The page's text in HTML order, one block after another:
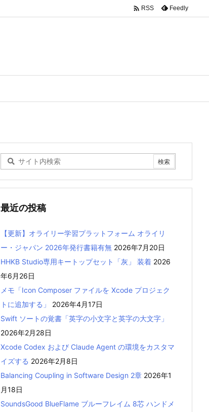
 RSS Feedly
最近の投稿
【更新】オライリー学習プラットフォーム オライリ
ー・ジャパン 2026年発行書籍有無 2026年7月20日
HHKB Studio専用キートップセット「灰」 装着 2026
年6月26日
メモ「Icon Composer ファイルを Xcode プロジェク
トに追加する」
2026年4月17日
Swift ソートの覚書「英字の小文字と英字の大文字」
2026年2月28日
Xcode Codex および Claude Agent の環境をカスタマ
イズする 2026年2月8日
Balancing Coupling in Software Design 2章 2026年1
月18日
SoundsGood BlueFlame ブルーフレイム 8芯 ハンドメ